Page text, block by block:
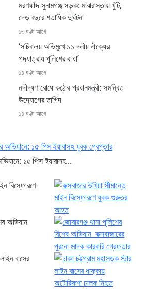
মরণফাঁদ সুনামগঞ্জ সড়ক: মাঝরাস্তায় খুঁটি,
দেড় বছরে শতাধিক দুর্ঘটনা
১৩ ঘণ্টা আগে
‘সচিবালয় অভিমুখে ১১ দলীয় ঐক্যের
পদযাত্রায় পুলিশের বাধা’
১৪ ঘণ্টা আগে
নদীদূষণ রোধে কঠোর প্রধানমন্ত্রী: সমন্বিত
উদ্যোগের তাগিদ
১৪ ঘণ্টা আগে
১৫ পিস ইয়াবাসহ...
বিস্ফোরণে
অভিযান
বাসের